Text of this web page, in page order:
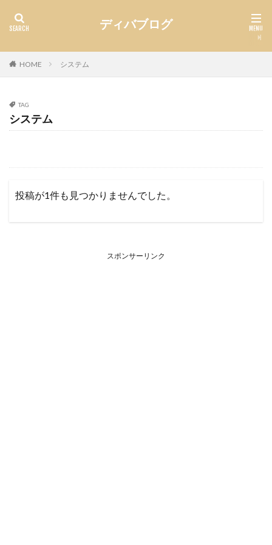
ディバブログ
HOME システム
TAG
システム
投稿が1件も見つかりませんでした。
スポンサーリンク